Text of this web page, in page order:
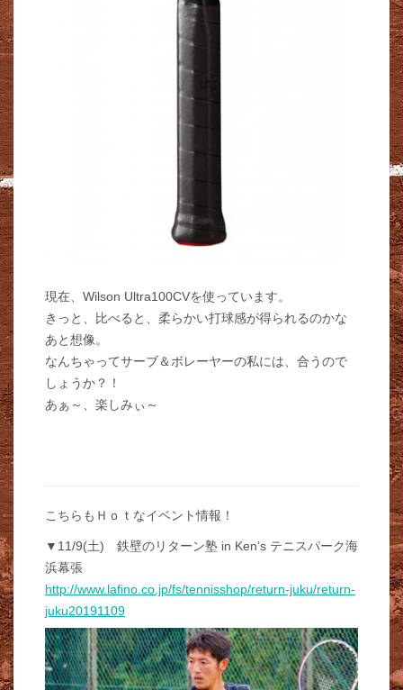
現在、Wilson Ultra100CVを使っています。
きっと、比べると、柔らかい打球感が得られるのかな
あと想像。
なんちゃってサーブ＆ボレーヤーの私には、合うので
しょうか？！
あぁ～、楽しみぃ～
こちらもＨｏｔなイベント情報！
▼11/9(土) 鉄壁のリターン塾 in Ken’s テニスパーク海
浜幕張
http://www.lafino.co.jp/fs/tennisshop/return-juku/return-
juku20191109